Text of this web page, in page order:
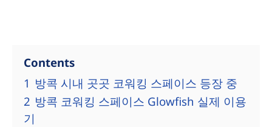
Contents
1 방콕 시내 곳곳 코워킹 스페이스 등장 중
2 방콕 코워킹 스페이스 Glowfish 실제 이용
기